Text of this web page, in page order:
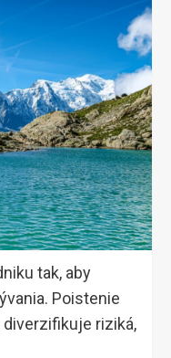
tak, aby
Poistenie
riziká,